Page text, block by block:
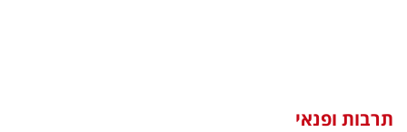
וצרכנות
תרבות ופנאי